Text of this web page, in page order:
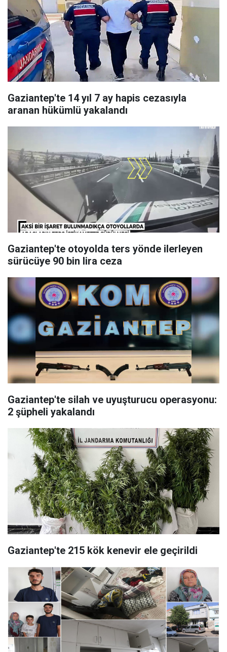
Gaziantep'te 14 yıl 7 ay hapis cezasıyla
aranan hükümlü yakalandı
Gaziantep'te otoyolda ters yönde ilerleyen
sürücüye 90 bin lira ceza
Gaziantep'te silah ve uyuşturucu operasyonu:
2 şüpheli yakalandı
Gaziantep'te 215 kök kenevir ele geçirildi